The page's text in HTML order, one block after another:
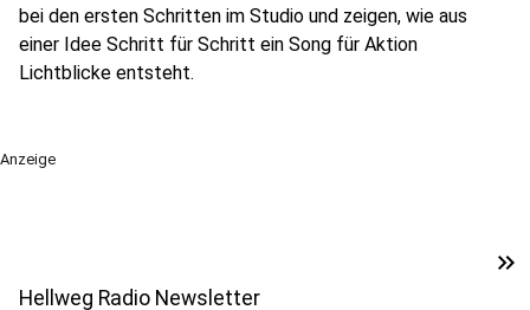
bei den ersten Schritten im Studio und zeigen, wie aus
einer Idee Schritt für Schritt ein Song für Aktion
Lichtblicke entsteht.
Anzeige
keyboard_double_arrow_right
Hellweg Radio Newsletter